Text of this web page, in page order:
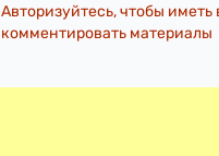
Авторизуйтесь, чтобы
комментировать материалы